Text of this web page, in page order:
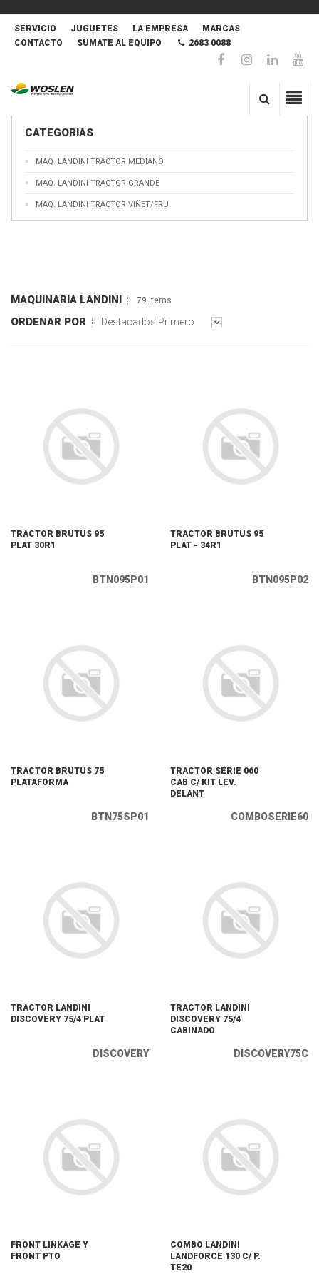
SERVICIO JUGUETES LA EMPRESA
MARCAS
CONTACTO
SUMATE AL EQUIPO 2683 0088
CATEGORIAS
MAQ. LANDINI TRACTOR MEDIANO
MAQ. LANDINI TRACTOR GRANDE
MAQ. LANDINI TRACTOR VIÑET/FRU
MAQUINARIA LANDINI 79 Items
ORDENAR POR Destacados Primero
TRACTOR BRUTUS 95
PLAT 30R1
BTN095P01
TRACTOR BRUTUS 95
PLAT - 34R1
BTN095P02
TRACTOR BRUTUS 75
PLATAFORMA
BTN75SP01
TRACTOR SERIE 060
CAB C/ KIT LEV.
DELANT
COMBOSERIE60
TRACTOR LANDINI
DISCOVERY 75/4 PLAT
DISCOVERY
TRACTOR LANDINI
DISCOVERY 75/4
CABINADO
DISCOVERY75C
FRONT LINKAGE Y
FRONT PTO
COMBO LANDINI
LANDFORCE 130 C/ P.
TE20